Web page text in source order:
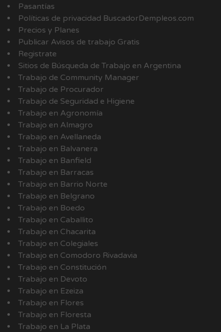
Pasantías
Políticas de privacidad BuscadorDempleos.com
Precios y Planes
Publicar Avisos de trabajo Gratis
Registrate
Sitios de Búsqueda de Trabajo en Argentina
Trabajo de Community Manager
Trabajo de Procurador
Trabajo de Seguridad e Higiene
Trabajo en Agronomía
Trabajo en Almagro
Trabajo en Avellaneda
Trabajo en Balvanera
Trabajo en Banfield
Trabajo en Barracas
Trabajo en Barrio Norte
Trabajo en Belgrano
Trabajo en Boedo
Trabajo en Caballito
Trabajo en Chacarita
Trabajo en Colegiales
Trabajo en Comodoro Rivadavia
Trabajo en Constitución
Trabajo en Devoto
Trabajo en Ezeiza
Trabajo en Flores
Trabajo en Floresta
Trabajo en La Plata